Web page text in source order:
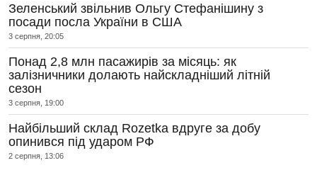
Зеленський звільнив Ольгу Стефанішину з
посади посла України в США
3 серпня, 20:05
Понад 2,8 млн пасажирів за місяць: як
залізничники долають найскладніший літній
сезон
3 серпня, 19:00
Найбільший склад Rozetka вдруге за добу
опинився під ударом РФ
2 серпня, 13:06